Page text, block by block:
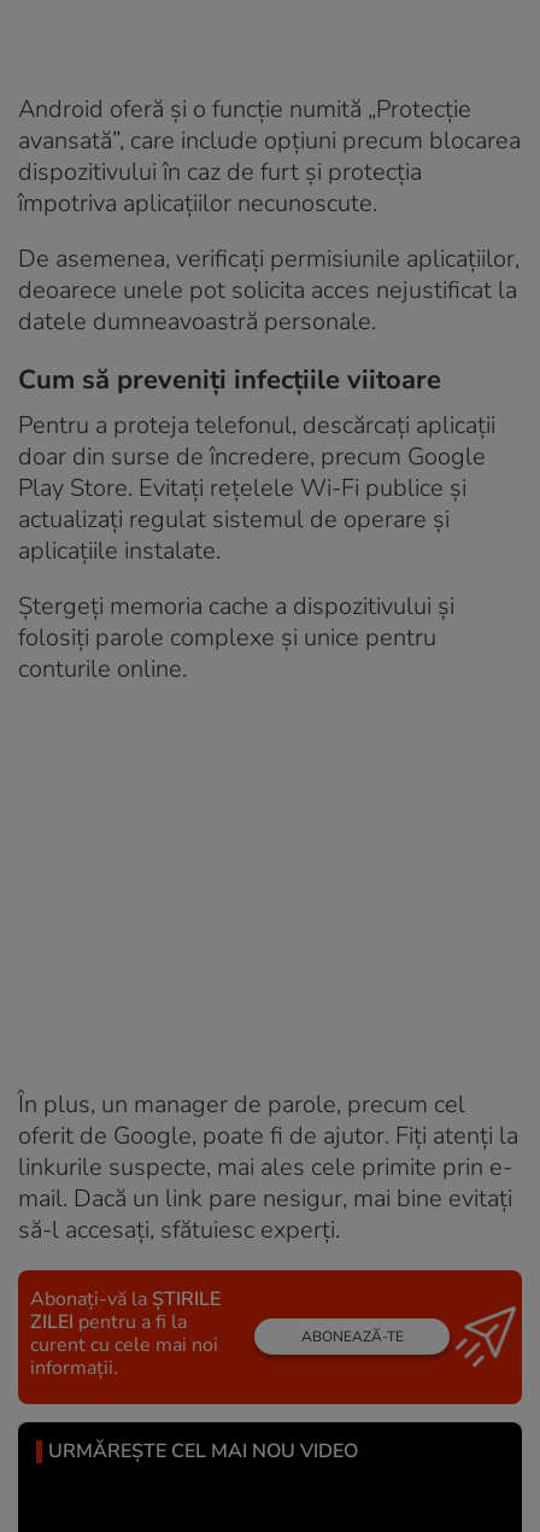
Android oferă și o funcție numită „Protecție
avansată”, care include opțiuni precum blocarea
dispozitivului în caz de furt și protecția
împotriva aplicațiilor necunoscute.
De asemenea, verificați permisiunile aplicațiilor,
deoarece unele pot solicita acces nejustificat la
datele dumneavoastră personale.
Cum să preveniți infecțiile viitoare
Pentru a proteja telefonul, descărcați aplicații
doar din surse de încredere, precum Google
Play Store. Evitați rețelele Wi-Fi publice și
actualizați regulat sistemul de operare și
aplicațiile instalate.
Ștergeți memoria cache a dispozitivului și
folosiți parole complexe și unice pentru
conturile online.
În plus, un manager de parole, precum cel
oferit de Google, poate fi de ajutor. Fiți atenți la
linkurile suspecte, mai ales cele primite prin e-
mail. Dacă un link pare nesigur, mai bine evitați
să-l accesați, sfătuiesc experți.
Abonați-vă la ȘTIRILE
ZILEI pentru a fi la
curent cu cele mai noi
informații.
ABONEAZĂ-TE
URMĂREȘTE CEL MAI NOU VIDEO